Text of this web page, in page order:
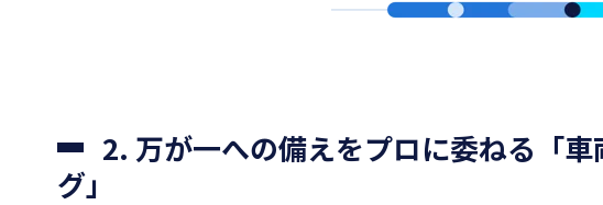
2. 万が一への備えをプロに委ねる「
グ」